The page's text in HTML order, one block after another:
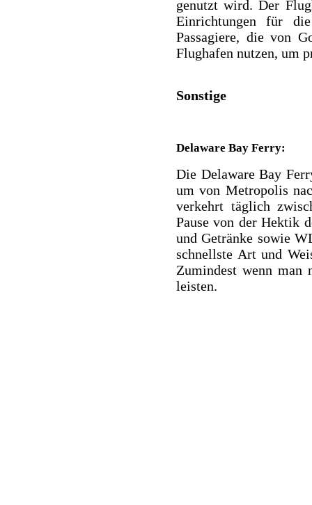
genutzt wird. Der
Einrichtungen für
Passagiere, die von
Flughafen nutzen, um
Sonstige
Delaware Bay Ferry:
Die Delaware Bay
um von Metropolis
verkehrt täglich
Pause von der Hektik
und Getränke sowie
schnellste Art und
Zumindest wenn
leisten.